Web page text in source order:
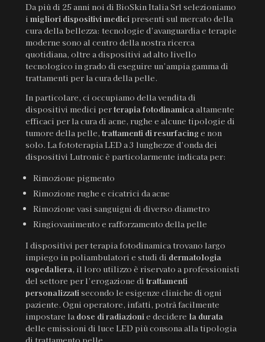
Da più di 25 anni noi di BioSkin Italia Srl selezioniamo
i migliori dispositivi medici presenti sul mercato della
cura della bellezza: tecnologie d’avanguardia e terapie
moderne sono al centro della nostra ricerca
quotidiana, oltre a dispositivi ad alto livello
tecnologico in grado di eseguire un’ampia gamma di
trattamenti per la cura della pelle.
In particolare, ci occupiamo della vendita di
dispositivi medici perterapia fotodinamica altamente
efficaci per la cura di acne, rughe e alcune tipologie di
tumore della pelle, trattamenti di resurfacinge non
solo. La fototerapia LED a 3 lunghezze d’onda dei
dispositivi Lutronic è particolarmente indicata per:
Rimozione pigmento
Rimozione rughe e cicatrici da acne
Rimozione vasi sanguigni di diverso diametro
Ringiovanimento e rafforzamento della pelle
I dispositivi per terapia fotodinamica trovano largo
impiego in poliambulatori e studi di dermatologia
ospedaliera, il loro utilizzo è riservato a professionisti
del settore per l’erogazione di trattamenti
personalizzati secondo le esigenze cliniche di ogni
paziente. Ogni operatore, infatti, potrà facilmente
impostare la dose di radiazioni e decidere la durata
delle emissioni di luce LED più consona alla tipologia
di trattamento pelle.